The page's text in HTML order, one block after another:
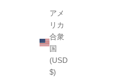
アメ
リカ
合衆
国
(USD
$)